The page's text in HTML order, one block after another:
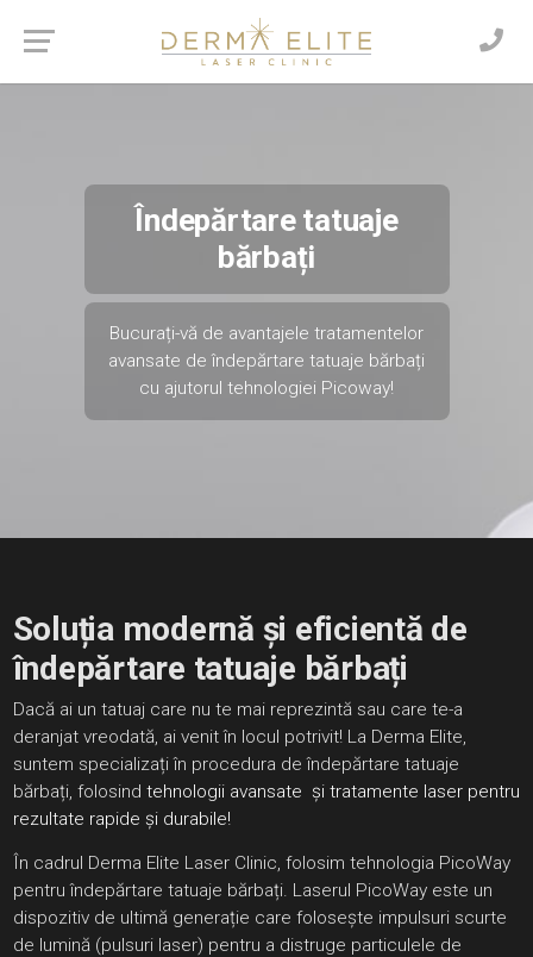
Îndepărtare tatuaje
bărbați
Bucurați-vă de avantajele tratamentelor
avansate de îndepărtare tatuaje bărbați
cu ajutorul tehnologiei Picoway!
Soluția modernă și eficientă de
îndepărtare tatuaje bărbați
Dacă ai un tatuaj care nu te mai reprezintă sau care te-a
deranjat vreodată, ai venit în locul potrivit! La Derma Elite,
suntem specializați în procedura de îndepărtare tatuaje
bărbați, folosind tehnologii avansate și tratamente laser pentru
rezultate rapide și durabile!
În cadrul Derma Elite Laser Clinic, folosim tehnologia PicoWay
pentru îndepărtare tatuaje bărbați. Laserul PicoWay este un
dispozitiv de ultimă generație care folosește impulsuri scurte
de lumină (pulsuri laser) pentru a distruge particulele de